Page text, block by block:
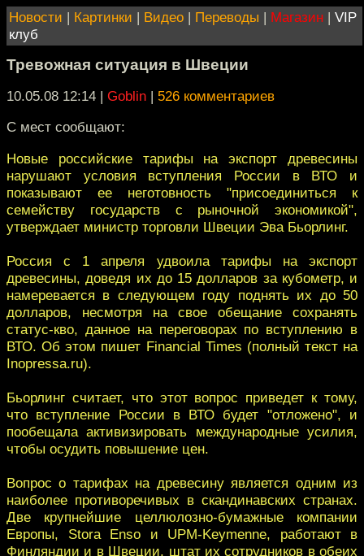
Новости | Картинки | Видео | Переводы | Магазин | VIP
клуб
Тревожная ситуация в Швеции
10.05.08 12:14 | Goblin | 526 комментариев
С мест сообщают:
Новые российские тарифы на экспорт древесины
нарушают условия вступления России в ВТО и
показывают ее неготовность "присоединиться к
семейству государств с рыночной экономикой",
утверждает министр торговли Швеции Эва Бьорлинг.
Россия с 1 апреля удвоила тарифы на экспорт
древесины, доведя их до 15 долларов за кубометр, и
намеревается в следующем году поднять их до 50
долларов, несмотря на свое обещание сохранять
статус-кво, данное на переговорах по вступлению в
ВТО. Об этом пишет Financial Times (полный текст на
Inopressa.ru).
Бьорлинг считает, что этот вопрос приведет к тому,
что вступление России в ВТО будет "отложено", и
пообещала активизировать международные усилия,
чтобы осудить повышение цен.
Вопрос о тарифах на древесину является одним из
наиболее противоречивых в скандинавских странах.
Две крупнейшие целлюлозно-бумажные компании
Европы, Stora Enso и UPM-Keymenne, работают в
Финляндии и в Швеции, штат их сотрудников в обеих